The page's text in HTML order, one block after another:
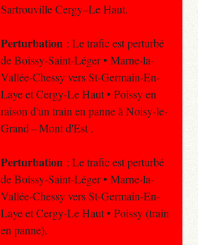
Sartrouville Cergy–Le Haut.
Perturbation : Le trafic est perturbé
de Boissy-Saint-Léger • Marne-la-
Vallée-Chessy vers St-Germain-En-
Laye et Cergy-Le Haut • Poissy en
raison d'un train en panne à Noisy-le-
Grand – Mont d'Est .
Perturbation : Le trafic est perturbé
de Boissy-Saint-Léger • Marne-la-
Vallée-Chessy vers St-Germain-En-
Laye et Cergy-Le Haut • Poissy (train
en panne).